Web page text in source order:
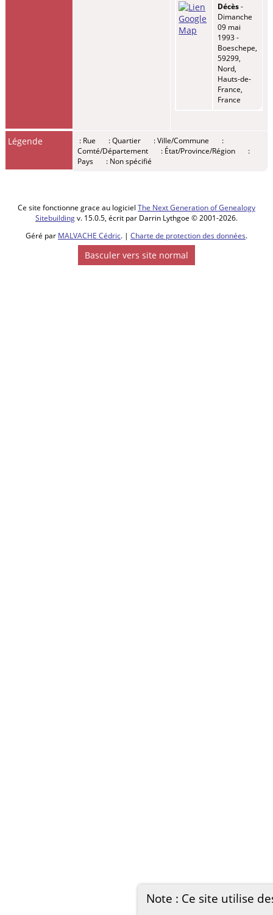
Note : Ce site utilise
Décès-
Dimanche
09 mai
1993 -
Boeschepe,
59299,
Nord,
Hauts-de-
France,
France
Légende : Rue : Quartier : Ville/Commune
:
Comté/Département
: État/Province/Région
:
Pays
: Non spécifié
Ce site fonctionne grace au logiciel The Next Generation of Genealogy
Sitebuildingv. 15.0.5, écrit par Darrin Lythgoe © 2001-2026.
Géré par MALVACHE Cédric. | Charte de protection des données.
Basculer vers site normal